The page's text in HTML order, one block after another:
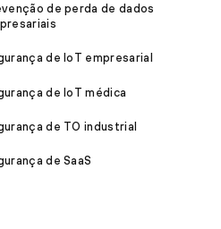
de perda de dados
de IoT empresarial
de IoT médica
de TO industrial
de SaaS